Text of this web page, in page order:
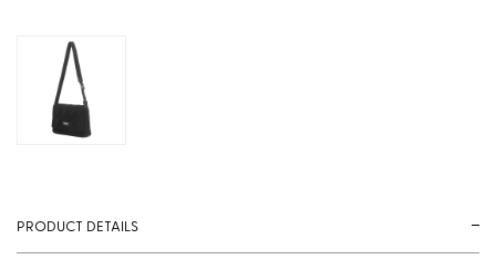
PRODUCT DETAILS